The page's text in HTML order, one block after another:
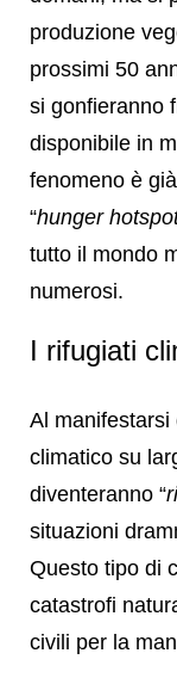
produzione
prossimi 50
si gonfieranno
disponibile in
fenomeno è
“hunger
tutto il mondo
numerosi.
I rifugiati
Al manifestarsi
climatico su
diventeranno “
situazioni
Questo tipo di
catastrofi
civili per la